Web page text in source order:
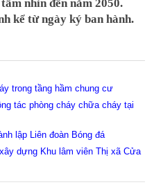
nhìn đến năm 2050.
kể từ ngày ký ban hành.
trong tầng hầm chung cư
tác phòng cháy chữa cháy tại
lập Liên đoàn Bóng đá
dựng Khu lâm viên Thị xã Cửa